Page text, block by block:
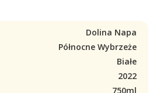
Dolina Napa
Północne Wybrzeże
Białe
2022
750ml